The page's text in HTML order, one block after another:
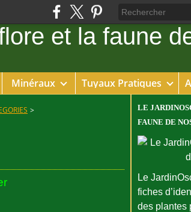
Minéraux Tuyaux Pratiques
>
LE
FAUNE DE
Le
fiches
des plantes